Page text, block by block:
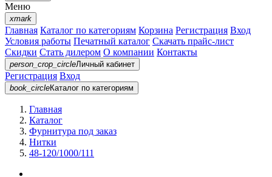
Меню
xmark
Главная Каталог по категориям Корзина Регистрация Вход
Условия работы Печатный каталог Скачать прайс-лист
Скидки Стать дилером О компании Контакты
person_crop_circleЛичный кабинет
Регистрация Вход
book_circleКаталог по категориям
Главная
Каталог
Фурнитура под заказ
Нитки
48-120/1000/111